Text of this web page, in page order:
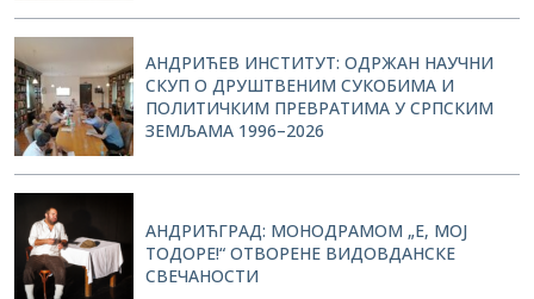
АНДРИЋЕВ ИНСТИТУТ: ОДРЖАН НАУЧНИ
СКУП О ДРУШТВЕНИМ СУКОБИМА И
ПОЛИТИЧКИМ ПРЕВРАТИМА У СРПСКИМ
ЗЕМЉАМА 1996–2026
АНДРИЋГРАД: МОНОДРАМОМ „Е, МОЈ
ТОДОРЕ!“ ОТВОРЕНЕ ВИДОВДАНСКЕ
СВЕЧАНОСТИ